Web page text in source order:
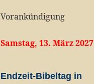
Vorankündigung
Samstag, 13. März 2027
Endzeit-Bibeltag in